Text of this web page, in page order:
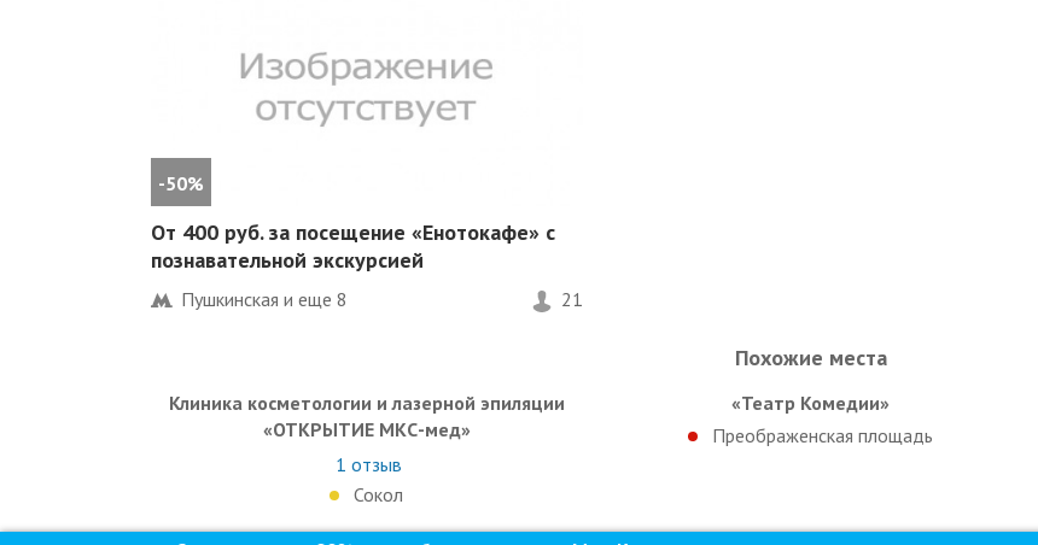
-50%
От 400 руб. за посещение «Енотокафе» с
познавательной экскурсией
Пушкинская и еще 8 21
Похожие места
Клиника косметологии и лазерной эпиляции
«ОТКРЫТИЕ МКС-мед»
1 отзыв
Сокол
«Театр Комедии»
Преображенская площадь